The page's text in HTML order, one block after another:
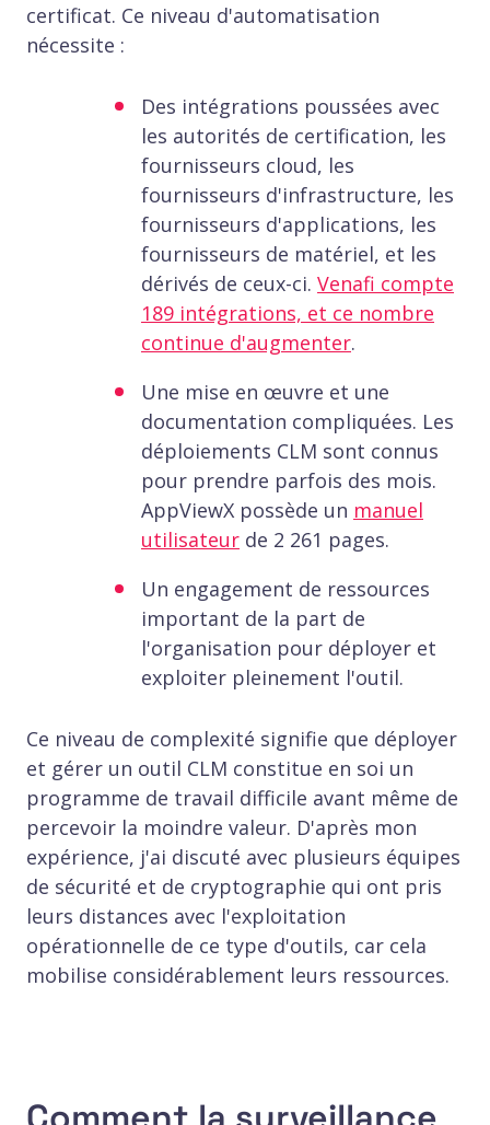
certificat. Ce niveau d'automatisation
nécessite :
Des intégrations poussées avec
les autorités de certification, les
fournisseurs cloud, les
fournisseurs d'infrastructure, les
fournisseurs d'applications, les
fournisseurs de matériel, et les
dérivés de ceux-ci. Venafi compte
189 intégrations, et ce nombre
continue d'augmenter.
Une mise en œuvre et une
documentation compliquées. Les
déploiements CLM sont connus
pour prendre parfois des mois.
AppViewX possède un manuel
utilisateur de 2 261 pages.
Un engagement de ressources
important de la part de
l'organisation pour déployer et
exploiter pleinement l'outil.
Ce niveau de complexité signifie que déployer
et gérer un outil CLM constitue en soi un
programme de travail difficile avant même de
percevoir la moindre valeur. D'après mon
expérience, j'ai discuté avec plusieurs équipes
de sécurité et de cryptographie qui ont pris
leurs distances avec l'exploitation
opérationnelle de ce type d'outils, car cela
mobilise considérablement leurs ressources.